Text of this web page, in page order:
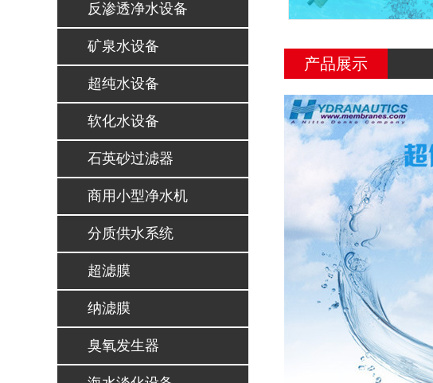
反渗透净水设备
矿泉水设备
超纯水设备
软化水设备
石英砂过滤器
商用小型净水机
分质供水系统
超滤膜
纳滤膜
臭氧发生器
产品展示